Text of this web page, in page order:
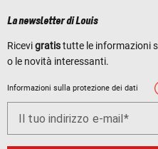
La newsletter di Louis
Ricevigratistutte le informazioni
o le novità interessanti.
Informazioni sulla protezione dei dati
Il tuo indirizzo e-mail